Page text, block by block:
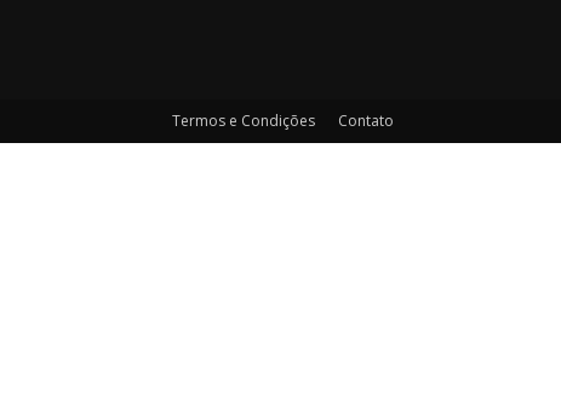
Termos e Condições Contato